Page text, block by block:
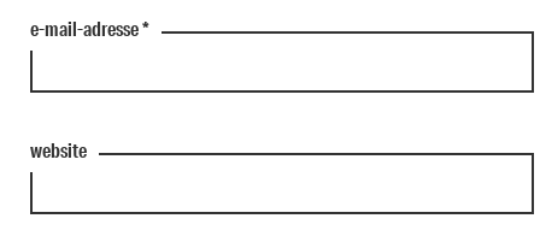
e-mail-adresse*
website